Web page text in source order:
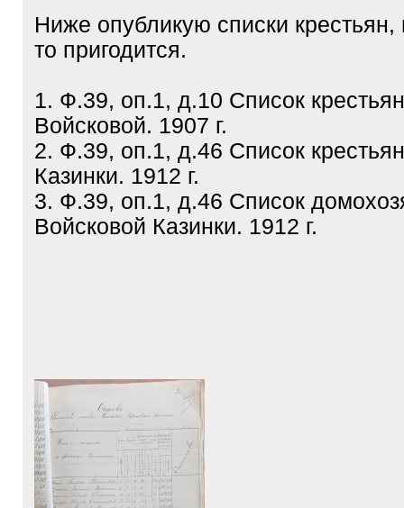
Ниже опубликую списки
то пригодится.
1. Ф.39, оп.1, д.10 Список
Войсковой. 1907 г.
2. Ф.39, оп.1, д.46 Список
Казинки. 1912 г.
3. Ф.39, оп.1, д.46 Список
Войсковой Казинки. 1912 г.